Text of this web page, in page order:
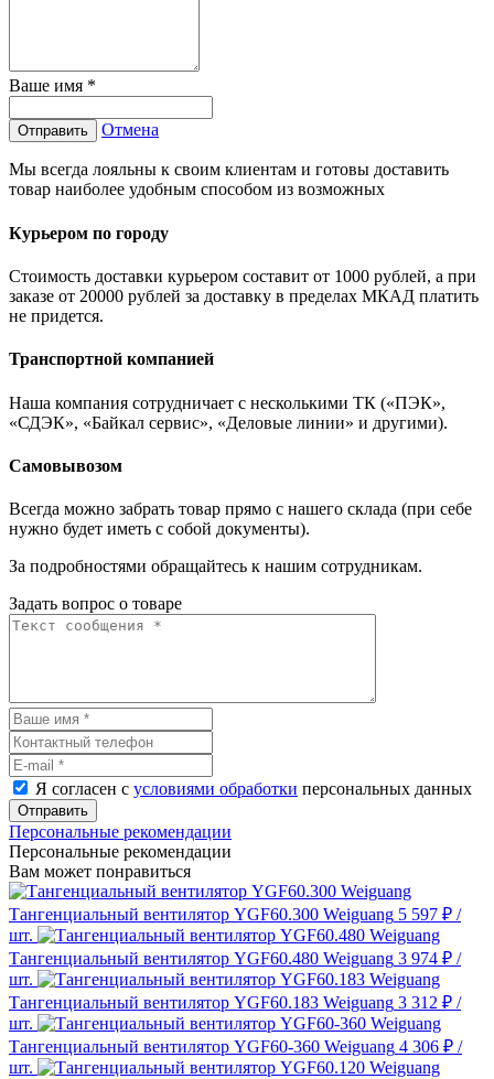
Ваше имя *
Отправить Отмена
Мы всегда лояльны к своим клиентам и готовы доставить
товар наиболее удобным способом из возможных
Курьером по городу
Стоимость доставки курьером составит от 1000 рублей, а при
заказе от 20000 рублей за доставку в пределах МКАД платить
не придется.
Транспортной компанией
Наша компания сотрудничает с несколькими ТК («ПЭК»,
«СДЭК», «Байкал сервис», «Деловые линии» и другими).
Самовывозом
Всегда можно забрать товар прямо с нашего склада (при себе
нужно будет иметь с собой документы).
За подробностями обращайтесь к нашим сотрудникам.
Задать вопрос о товаре
Я согласен с условиями обработки персональных данных
Отправить
Персональные рекомендации
Персональные рекомендации
Вам может понравиться
Тангенциальный вентилятор YGF60.300 Weiguang 5 597 ₽ /
шт.
Тангенциальный вентилятор YGF60.480 Weiguang 3 974 ₽ /
шт.
Тангенциальный вентилятор YGF60.183 Weiguang 3 312 ₽ /
шт.
Тангенциальный вентилятор YGF60-360 Weiguang 4 306 ₽ /
шт.